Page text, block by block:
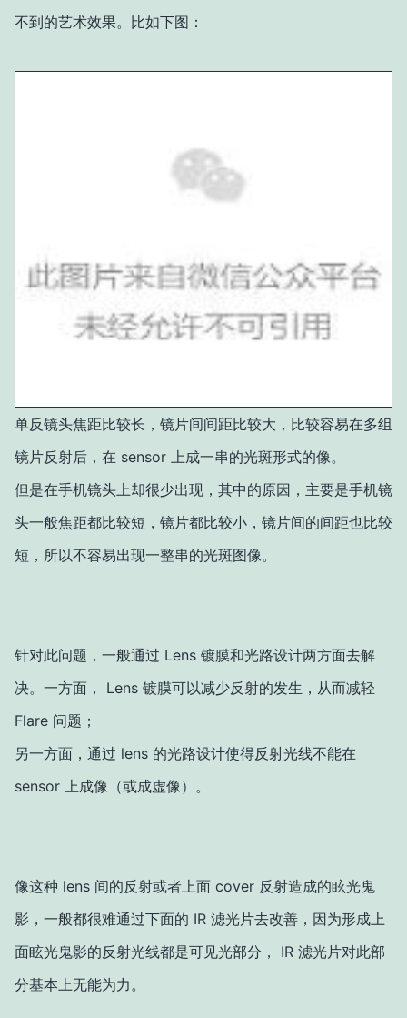
不到的艺术效果。比如下图：
单反镜头焦距比较长，镜片间间距比较大，比较容易在多组
镜片反射后，在 sensor 上成一串的光斑形式的像。
但是在手机镜头上却很少出现，其中的原因，主要是手机镜
头一般焦距都比较短，镜片都比较小，镜片间的间距也比较
短，所以不容易出现一整串的光斑图像。
针对此问题，一般通过 Lens 镀膜和光路设计两方面去解
决。一方面， Lens 镀膜可以减少反射的发生，从而减轻
Flare 问题；
另一方面，通过 lens 的光路设计使得反射光线不能在
sensor 上成像（或成虚像）。
像这种 lens 间的反射或者上面 cover 反射造成的眩光鬼
影，一般都很难通过下面的 IR 滤光片去改善，因为形成上
面眩光鬼影的反射光线都是可见光部分， IR 滤光片对此部
分基本上无能为力。